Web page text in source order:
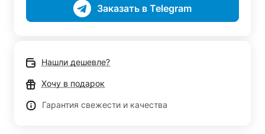
Заказать в Telegram
Нашли дешевле?
Хочу в подарок
Гарантия свежести и качества